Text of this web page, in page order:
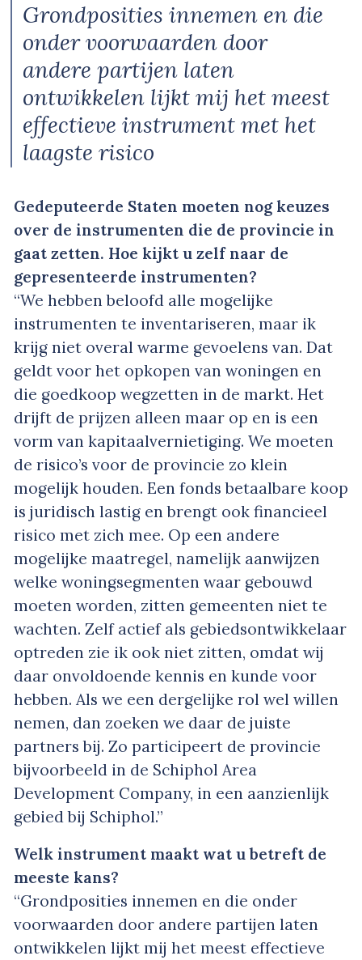
Grondposities innemen en die
onder voorwaarden door
andere partijen laten
ontwikkelen lijkt mij het meest
effectieve instrument met het
laagste risico
Gedeputeerde Staten moeten nog keuzes
over de instrumenten die de provincie in
gaat zetten. Hoe kijkt u zelf naar de
gepresenteerde instrumenten?
“We hebben beloofd alle mogelijke
instrumenten te inventariseren, maar ik
krijg niet overal warme gevoelens van. Dat
geldt voor het opkopen van woningen en
die goedkoop wegzetten in de markt. Het
drijft de prijzen alleen maar op en is een
vorm van kapitaalvernietiging. We moeten
de risico’s voor de provincie zo klein
mogelijk houden. Een fonds betaalbare koop
is juridisch lastig en brengt ook financieel
risico met zich mee. Op een andere
mogelijke maatregel, namelijk aanwijzen
welke woningsegmenten waar gebouwd
moeten worden, zitten gemeenten niet te
wachten. Zelf actief als gebiedsontwikkelaar
optreden zie ik ook niet zitten, omdat wij
daar onvoldoende kennis en kunde voor
hebben. Als we een dergelijke rol wel willen
nemen, dan zoeken we daar de juiste
partners bij. Zo participeert de provincie
bijvoorbeeld in de Schiphol Area
Development Company, in een aanzienlijk
gebied bij Schiphol.”
Welk instrument maakt wat u betreft de
meeste kans?
“Grondposities innemen en die onder
voorwaarden door andere partijen laten
ontwikkelen lijkt mij het meest effectieve